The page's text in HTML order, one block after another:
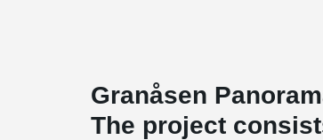
Granåsen
The project